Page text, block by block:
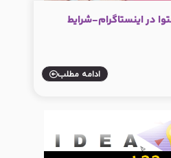
در اینستاگرام-شرایط
ادامه مطلب